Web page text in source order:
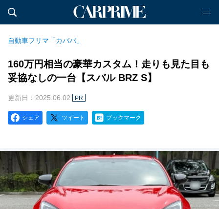
自動車フリマ「カババ」
160万円相当の豪華カスタム！走りも見た目も
妥協なしの一台【スバル BRZ S】
更新日：2025.06.02 PR
シェア ツイート ブックマーク